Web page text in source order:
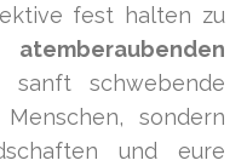
fest halten zu
atemberaubenden
sanft schwebende
sondern
und eure